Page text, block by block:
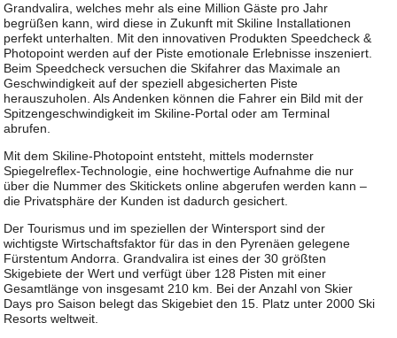
Grandvalira, welches mehr als eine Million Gäste pro Jahr
begrüßen kann, wird diese in Zukunft mit Skiline Installationen
perfekt unterhalten. Mit den innovativen Produkten Speedcheck &
Photopoint werden auf der Piste emotionale Erlebnisse inszeniert.
Beim Speedcheck versuchen die Skifahrer das Maximale an
Geschwindigkeit auf der speziell abgesicherten Piste
herauszuholen. Als Andenken können die Fahrer ein Bild mit der
Spitzengeschwindigkeit im Skiline-Portal oder am Terminal
abrufen.
Mit dem Skiline-Photopoint entsteht, mittels modernster
Spiegelreflex-Technologie, eine hochwertige Aufnahme die nur
über die Nummer des Skitickets online abgerufen werden kann –
die Privatsphäre der Kunden ist dadurch gesichert.
Der Tourismus und im speziellen der Wintersport sind der
wichtigste Wirtschaftsfaktor für das in den Pyrenäen gelegene
Fürstentum Andorra. Grandvalira ist eines der 30 größten
Skigebiete der Wert und verfügt über 128 Pisten mit einer
Gesamtlänge von insgesamt 210 km. Bei der Anzahl von Skier
Days pro Saison belegt das Skigebiet den 15. Platz unter 2000 Ski
Resorts weltweit.